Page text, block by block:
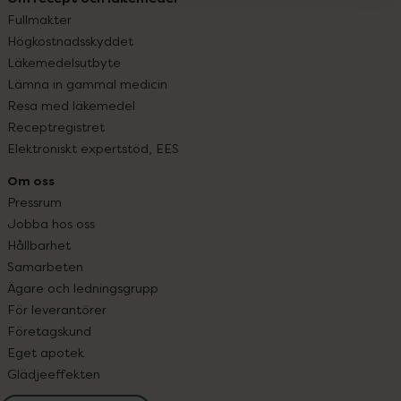
Fullmakter
Högkostnadsskyddet
Läkemedelsutbyte
Lämna in gammal medicin
Resa med läkemedel
Receptregistret
Elektroniskt expertstöd, EES
Om oss
Pressrum
Jobba hos oss
Hållbarhet
Samarbeten
Ägare och ledningsgrupp
För leverantörer
Företagskund
Eget apotek
Glädjeeffekten